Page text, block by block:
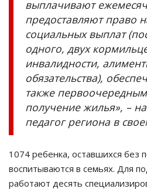
выплачивают
предоставляют право
социальных выплат
одного, двух
инвалидности,
обязательства),
также
получение жилья», –
педагог региона в
1074 ребенка, оставшихся без
воспитываются в семьях. Для
работают десять